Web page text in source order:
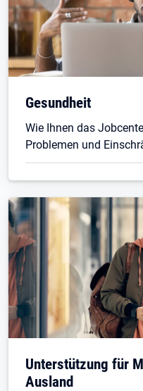
Gesundheit
Wie Ihnen das
Problemen und
Unterstützung für
Ausland